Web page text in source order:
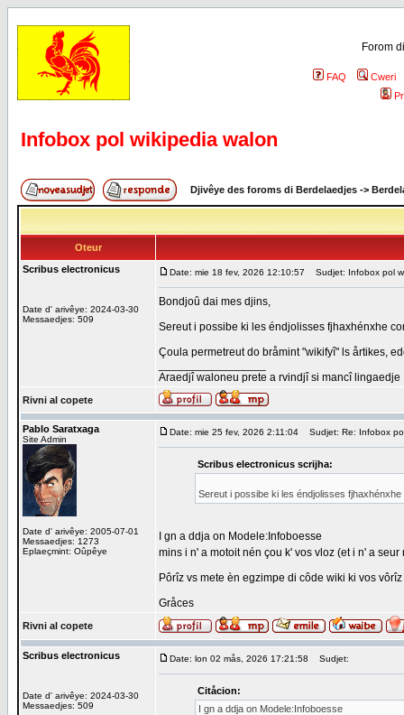
Forom
FAQ
Cweri
Infobox pol wikipedia walon
Djivêye des foroms di Berdelaedjes ->
Oteur
Scribus electronicus
Date d' arivêye: 2024-03-30
Messaedjes: 509
Date: mie 18 fev, 2026 12:10:57 Sudjet: Infobox pol
Bondjoû dai mes djins,
Sereut i possibe ki les éndjolisses fjhaxhénxhe
Çoula permetreut do bråmint "wikifyî" ls årtikes,
Araedjî waloneu prete a rvindjî si mancî lingaedje
Rivni al copete
Pablo Saratxaga
Site Admin
Date d' arivêye: 2005-07-01
Messaedjes: 1273
Eplaeçmint: Oûpêye
Date: mie 25 fev, 2026 2:11:04 Sudjet: Re: Infobox
Scribus electronicus scrijha:
Sereut i possibe ki les éndjolisses
I gn a ddja on Modele:Infoboesse
mins i n' a motoit nén çou k' vos vloz (et i n' a
Pôrîz vs mete èn egzimpe di côde wiki ki vos
Gråces
Rivni al copete
Scribus electronicus
Date d' arivêye: 2024-03-30
Messaedjes: 509
Date: lon 02 mås, 2026 17:21:58 Sudjet:
Citåcion:
I gn a ddja on Modele:Infoboesse